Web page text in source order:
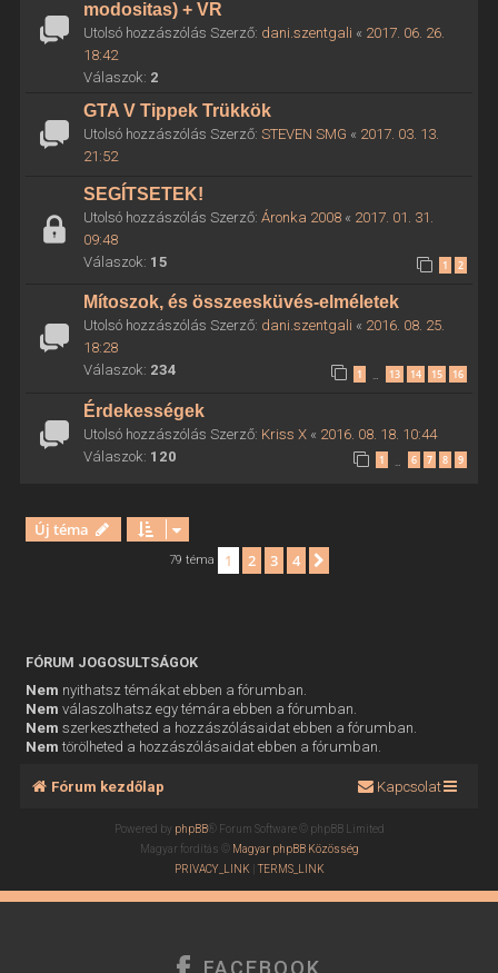
modositas) + VR
Utolsó hozzászólás Szerző: dani.szentgali « 2017. 06. 26.
18:42
Válaszok: 2
GTA V Tippek Trükkök
Utolsó hozzászólás Szerző: STEVEN SMG « 2017. 03. 13.
21:52
SEGÍTSETEK!
Utolsó hozzászólás Szerző: Áronka 2008« 2017. 01. 31.
09:48
Válaszok: 15 1 2
Mítoszok, és összeesküvés-elméletek
Utolsó hozzászólás Szerző: dani.szentgali « 2016. 08. 25.
18:28
Válaszok: 234 1 … 13 14 15 16
Érdekességek
Utolsó hozzászólás Szerző: Kriss X« 2016. 08. 18. 10:44
Válaszok: 120 1 6 7 8 9
Új téma
79 téma 1 2 3 4
FÓRUM JOGOSULTSÁGOK
Nem nyithatsz témákat ebben a fórumban.
Nem válaszolhatsz egy témára ebben a fórumban.
Nem szerkesztheted a hozzászólásaidat ebben a fórumban.
Nem törölheted a hozzászólásaidat ebben a fórumban.
Fórum kezdőlap Kapcsolat
Powered by phpBB® Forum Software © phpBB Limited
Magyar fordítás © Magyar phpBB Közösség
PRIVACY_LINK |TERMS_LINK
FACEBOOK